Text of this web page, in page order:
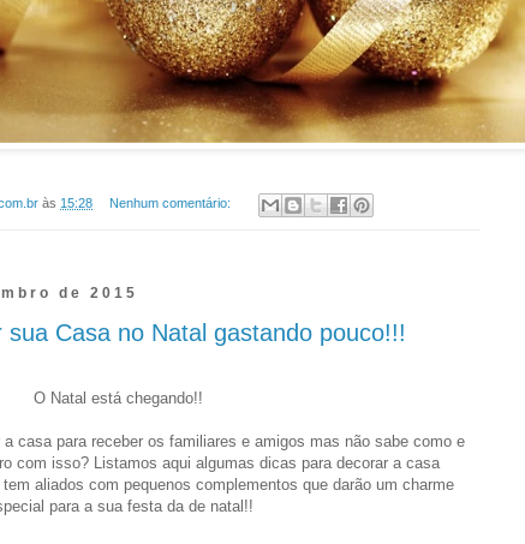
às 15:28 Nenhum comentário:
de 2015
Casa no Natal gastando pouco!!!
O Natal está chegando!!
casa para receber os familiares e amigos mas não sabe como e
com isso?
Listamos aqui algumas dicas para decorar a casa
aliados com pequenos complementos que darão um charme
para a sua festa da de natal!!